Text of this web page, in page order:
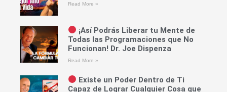
Read More »
¡Así Podrás Liberar tu Mente de
Todas las Programaciones que No
Funcionan! Dr. Joe Dispenza
Read More »
Existe un Poder Dentro de Ti
Capaz de Lograr Cualquier Cosa que